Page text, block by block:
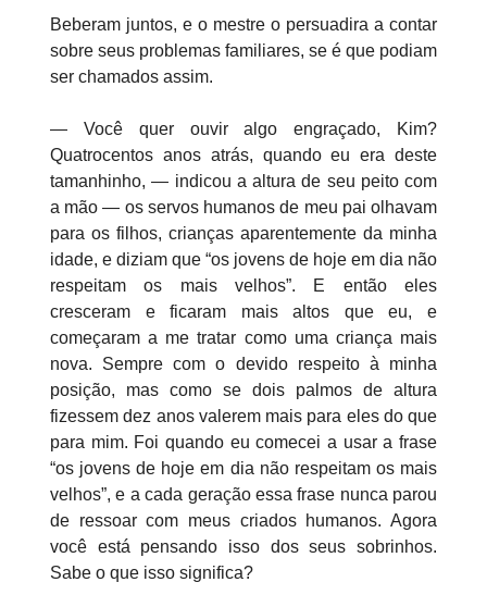
Beberam juntos, e o mestre o persuadira a contar
sobre seus problemas familiares, se é que podiam
ser chamados assim.
— Você quer ouvir algo engraçado, Kim?
Quatrocentos anos atrás, quando eu era deste
tamanhinho, — indicou a altura de seu peito com
a mão — os servos humanos de meu pai olhavam
para os filhos, crianças aparentemente da minha
idade, e diziam que “os jovens de hoje em dia não
respeitam os mais velhos”. E então eles
cresceram e ficaram mais altos que eu, e
começaram a me tratar como uma criança mais
nova. Sempre com o devido respeito à minha
posição, mas como se dois palmos de altura
fizessem dez anos valerem mais para eles do que
para mim. Foi quando eu comecei a usar a frase
“os jovens de hoje em dia não respeitam os mais
velhos”, e a cada geração essa frase nunca parou
de ressoar com meus criados humanos. Agora
você está pensando isso dos seus sobrinhos.
Sabe o que isso significa?